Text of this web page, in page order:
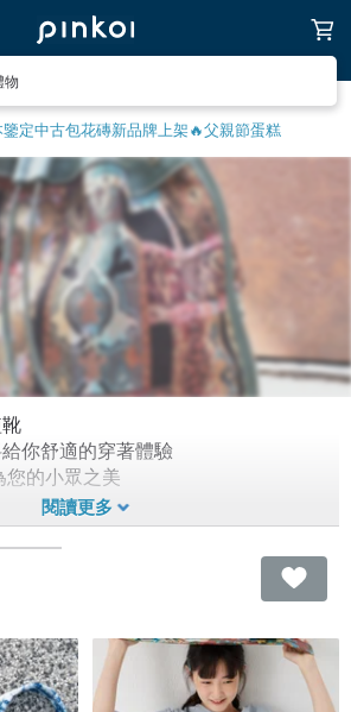
物
鑒定中古包花磚新品牌上架🔥父親節蛋糕
年前拼
你舒適的穿著體驗
的小眾之美